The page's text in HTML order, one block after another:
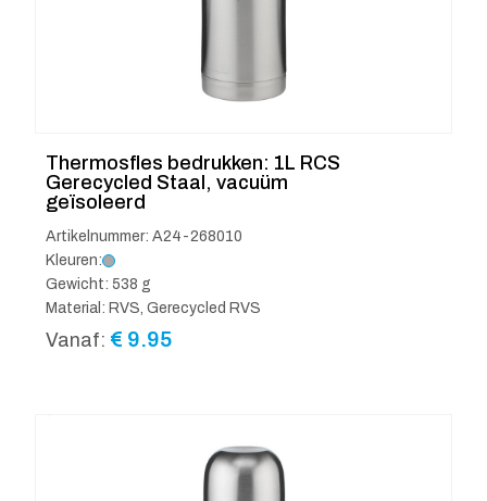
Thermosfles bedrukken: 1L RCS
Gerecycled Staal, vacuüm
geïsoleerd
Artikelnummer: A24-268010
Kleuren:
Gewicht: 538 g
Material: RVS, Gerecycled RVS
Vanaf: € 9.95